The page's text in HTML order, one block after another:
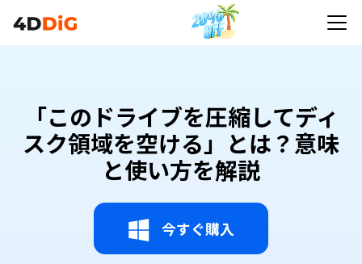
「このドライブを圧縮してディ
スク領域を空ける」とは？意味
と使い方を解説
今すぐ購入